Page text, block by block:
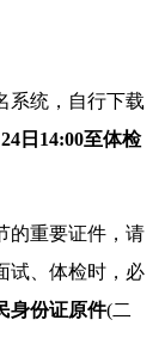
统，自行下载
日14:00至体检
重要证件，请
试、体检时，必
身份证原件(二